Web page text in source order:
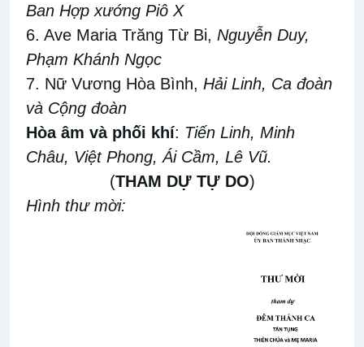
Ban Hợp xướng Piô X
6. Ave Maria Trăng Từ Bi, Nguyễn Duy,
Phạm Khánh Ngọc
7. Nữ Vương Hòa Bình, Hải Linh, Ca đoàn
và Cộng đoàn
Hòa âm và phối khí: Tiến Linh, Minh
Châu, Việt Phong, Ái Cầm, Lê Vũ.
(THAM DỰ TỰ DO)
Hình thư mời: